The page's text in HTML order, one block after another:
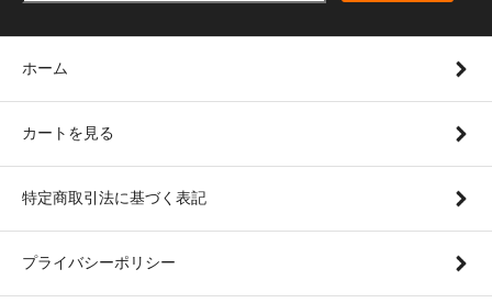
ホーム
カートを見る
特定商取引法に基づく表記
プライバシーポリシー